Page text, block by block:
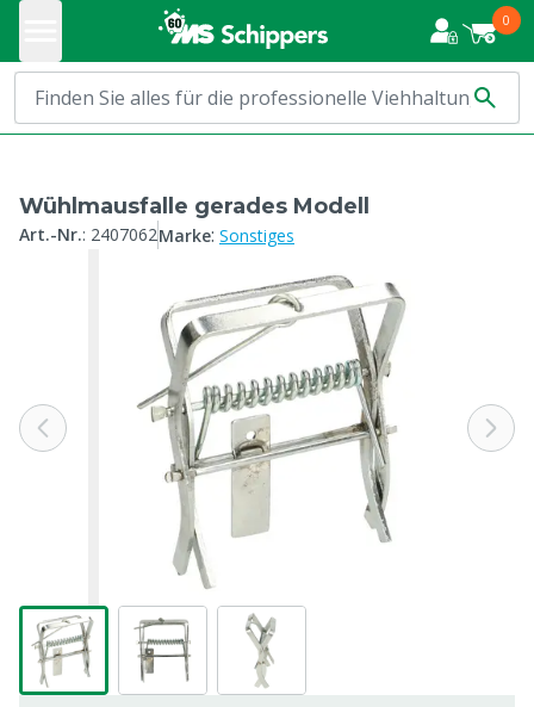
0
Wühlmausfalle gerades Modell
Art.-Nr.: 2407062Marke: Sonstiges